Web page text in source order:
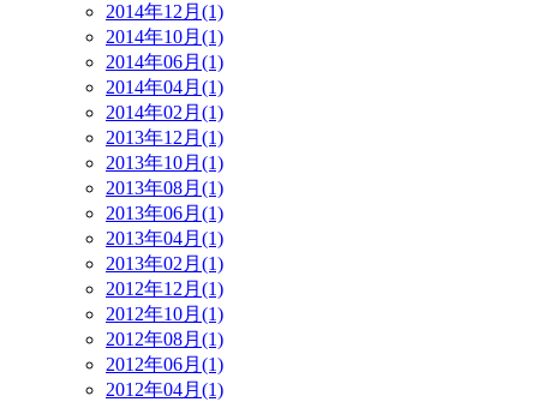
2014年12月(1)
2014年10月(1)
2014年06月(1)
2014年04月(1)
2014年02月(1)
2013年12月(1)
2013年10月(1)
2013年08月(1)
2013年06月(1)
2013年04月(1)
2013年02月(1)
2012年12月(1)
2012年10月(1)
2012年08月(1)
2012年06月(1)
2012年04月(1)